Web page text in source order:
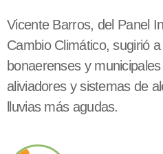
Vicente Barros, del Panel
Cambio Climático, sugirió
bonaerenses y
aliviadores y sistemas de
lluvias más agudas.